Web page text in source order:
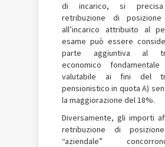
di incarico, si
retribuzione di posizione
all’incarico attribuito al
esame può essere
parte aggiuntiva al
economico
valutabile ai fini del
pensionistico in quota A)
la maggiorazione del 18%.
Diversamente, gli importi
retribuzione di
“aziendale”